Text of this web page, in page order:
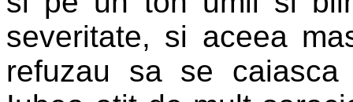
severitate, si aceea
refuzau sa se